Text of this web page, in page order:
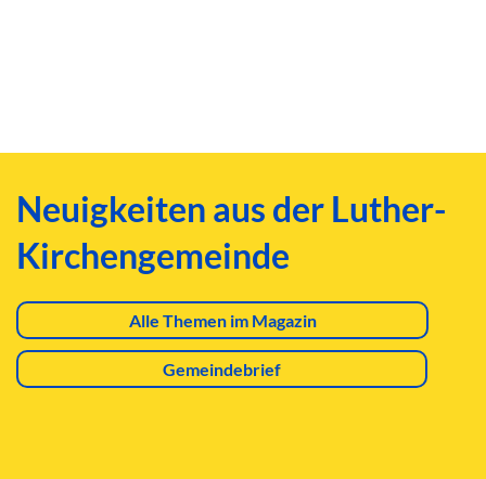
Neuigkeiten aus der Luther-
Kirchengemeinde
Alle Themen im Magazin
Gemeindebrief